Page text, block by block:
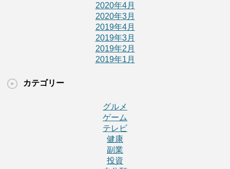
2020年4月
2020年3月
2019年4月
2019年3月
2019年2月
2019年1月
カテゴリー
グルメ
ゲーム
テレビ
健康
副業
投資